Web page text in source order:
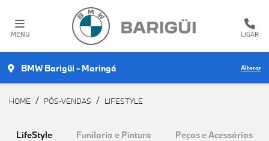
MENU LIGAR
BMW Barigüi - Maringá Alterar
HOME PÓS-VENDAS LIFESTYLE
Funilaria e Pintura Peças e Acessórios
LifeStyle